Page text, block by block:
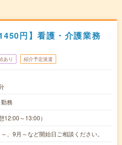
円】看護・介護業務
あり 紹介予定派遣
務
12:00～13:00）
、9月～など開始日ご相談ください。